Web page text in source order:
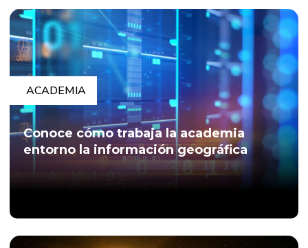
ACADEMIA
Conoce cómo trabaja la academia
entorno la información geográfica